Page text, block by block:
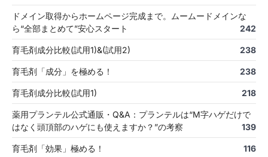
ドメイン取得からホームページ完成まで。ムームードメインな
ら“全部まとめて”安心スタート
242
育毛剤成分比較(試用1)&(試用2) 238
育毛剤「成分」を極める！ 238
育毛剤成分比較(試用1) 218
薬用プランテル公式通販・Q&A：プランテルは“M字ハゲだけで
はなく頭頂部のハゲにも使えますか？”の考察
139
育毛剤「効果」極める！ 116